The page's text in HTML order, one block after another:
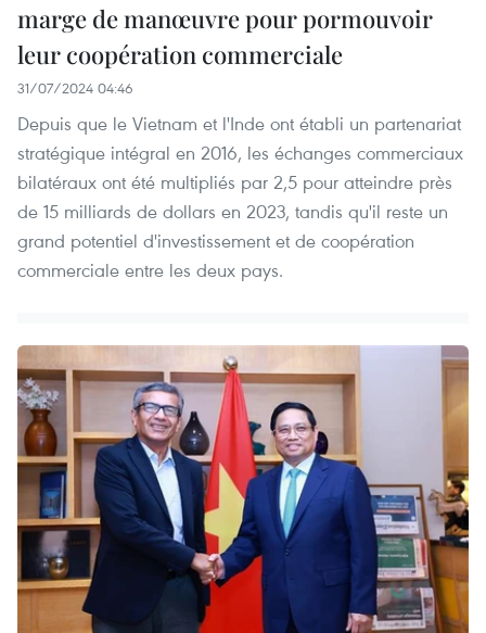
marge de manœuvre pour pormouvoir
leur coopération commerciale
31/07/2024 04:46
Depuis que le Vietnam et l'Inde ont établi un partenariat
stratégique intégral en 2016, les échanges commerciaux
bilatéraux ont été multipliés par 2,5 pour atteindre près
de 15 milliards de dollars en 2023, tandis qu'il reste un
grand potentiel d'investissement et de coopération
commerciale entre les deux pays.